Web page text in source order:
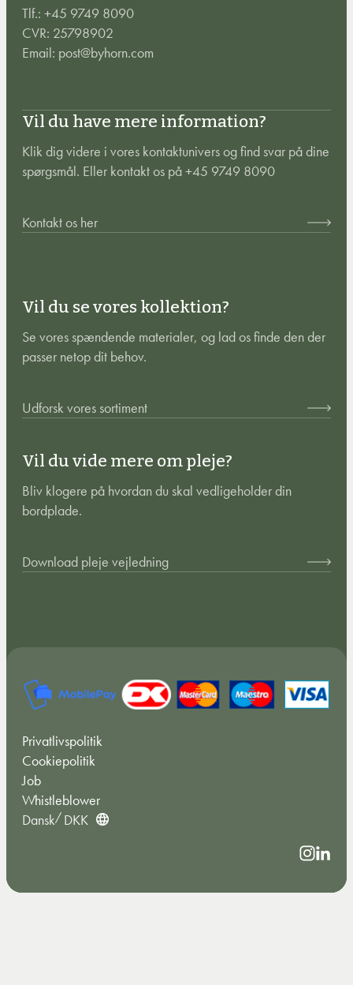
Tlf.: +45 9749 8090
CVR: 25798902
Email: post@byhorn.com
Vil du have mere information?
Klik dig videre i vores kontaktunivers og find svar på dine
spørgsmål. Eller kontakt os på +45 9749 8090
Kontakt os her
Vil du se vores kollektion?
Se vores spændende materialer, og lad os finde den der
passer netop dit behov.
Udforsk vores sortiment
Vil du vide mere om pleje?
Bliv klogere på hvordan du skal vedligeholder din
bordplade.
Download pleje vejledning
Privatlivspolitik
Cookiepolitik
Job
Whistleblower
Dansk DKK